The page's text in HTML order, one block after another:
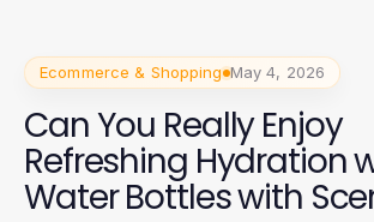
Ecommerce & Shopping May 4, 2026
Can You Really Enjoy
Refreshing Hydration
Water Bottles with